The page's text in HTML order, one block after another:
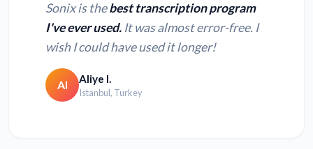
Sonix is thebest transcription program
I've ever used. It was almost error-free. I
wish I could have used it longer!
AI Aliye I.
Istanbul, Turkey